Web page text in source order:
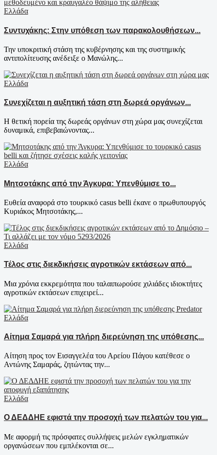
Ελλάδα
Συντυχάκης: Στην υπόθεση των παρακολουθήσεων...
Την υποκριτική στάση της κυβέρνησης και της συστημικής
αντιπολίτευσης ανέδειξε ο Μανώλης...
Ελλάδα
Συνεχίζεται η αυξητική τάση στη δωρεά οργάνων...
Η θετική πορεία της δωρεάς οργάνων στη χώρα μας συνεχίζεται
δυναμικά, επιβεβαιώνοντας...
Ελλάδα
Μητσοτάκης από την Άγκυρα: Υπενθύμισε το...
Ευθεία αναφορά στο τουρκικό casus belli έκανε ο πρωθυπουργός
Κυριάκος Μητσοτάκης,...
Ελλάδα
Τέλος στις διεκδικήσεις αγροτικών εκτάσεων από...
Μια χρόνια εκκρεμότητα που ταλαιπωρούσε χιλιάδες ιδιοκτήτες
αγροτικών εκτάσεων επιχειρεί...
Ελλάδα
Αίτημα Σαμαρά για πλήρη διερεύνηση της υπόθεσης...
Αίτηση προς τον Εισαγγελέα του Αρείου Πάγου κατέθεσε ο
Αντώνης Σαμαράς, ζητώντας την...
Ελλάδα
Ο ΔΕΔΔΗΕ εφιστά την προσοχή των πελατών του για...
Με αφορμή τις πρόσφατες συλλήψεις μελών εγκληματικών
οργανώσεων που εμπλέκονται σε...